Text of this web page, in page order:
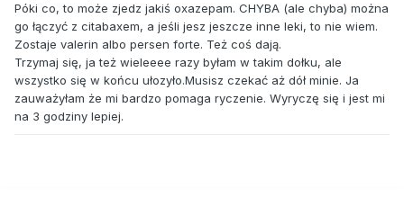
Póki co, to może zjedz jakiś oxazepam. CHYBA (ale chyba) można
go łączyć z citabaxem, a jeśli jesz jeszcze inne leki, to nie wiem.
Zostaje valerin albo persen forte. Też coś dają.
Trzymaj się, ja też wieleeee razy byłam w takim dołku, ale
wszystko się w końcu ułozyło.Musisz czekać aż dół minie. Ja
zauważyłam że mi bardzo pomaga ryczenie. Wyryczę się i jest mi
na 3 godziny lepiej.